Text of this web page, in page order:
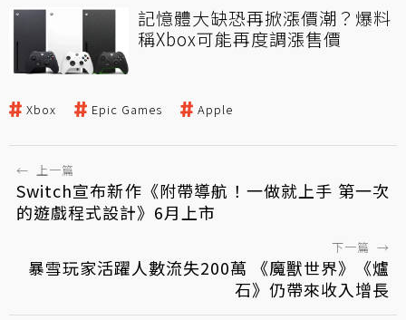
記憶體大缺恐再掀漲價潮？爆料
稱Xbox可能再度調漲售價
Xbox Epic Games Apple
← 上一篇
Switch宣布新作《附帶導航！一做就上手 第一次
的遊戲程式設計》6月上市
下一篇 →
暴雪玩家活躍人數流失200萬 《魔獸世界》《爐
石》仍帶來收入增長